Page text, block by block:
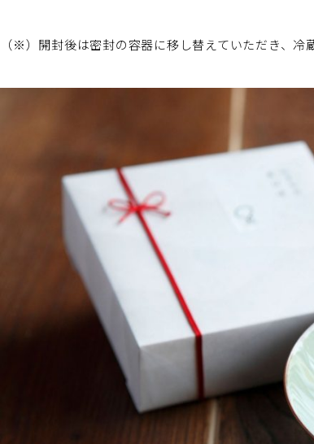
（※）開封後は密封の容器に移し替えていただき、